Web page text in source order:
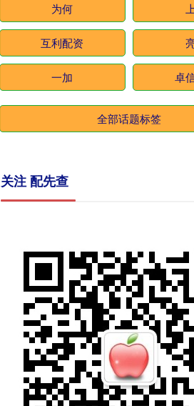
为何
互利配资
一加 卓
全部话题标签
关注 配先查